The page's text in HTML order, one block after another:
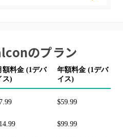
のプラン
額料金 (1デバ
ス)
年額料金 (1デバ
イス)
$59.99
$99.99